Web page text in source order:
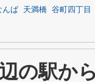
んば 天満橋 谷町四丁目
の駅か